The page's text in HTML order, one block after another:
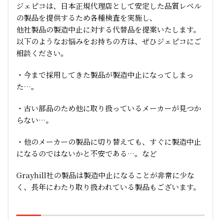
ジェピコは、日本正規代理店として安定した品質レベル
の製品を提供するため各種検査を実施し、
他社製品の製造中止に対する代替品を提案いたします。
以下のようなお悩みをお持ちの方は、ぜひジェピコにご
相談ください。
・今まで採用してきた製品が製造中止になってしまっ
た…。
・古い部品のため他に取り扱っているメーカーが見つか
らない…。
・他のメーカーの製品に切り替えても、すぐに製造中止
になるのではないかと不安である…。など
Grayhill社の製品は製造中止になることが非常に少な
く、長年にわたり取り扱われている製品もございます。